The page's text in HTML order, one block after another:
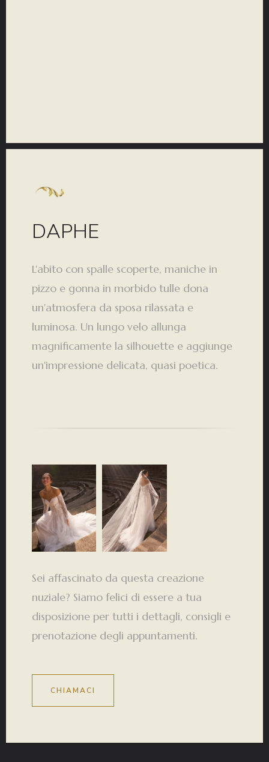
DAPHE
L'abito con spalle scoperte, maniche in
pizzo e gonna in morbido tulle dona
un'atmosfera da sposa rilassata e
luminosa. Un lungo velo allunga
magnificamente la silhouette e aggiunge
un'impressione delicata, quasi poetica.
Sei affascinato da questa creazione
nuziale? Siamo felici di essere a tua
disposizione per tutti i dettagli, consigli e
prenotazione degli appuntamenti.
CHIAMACI